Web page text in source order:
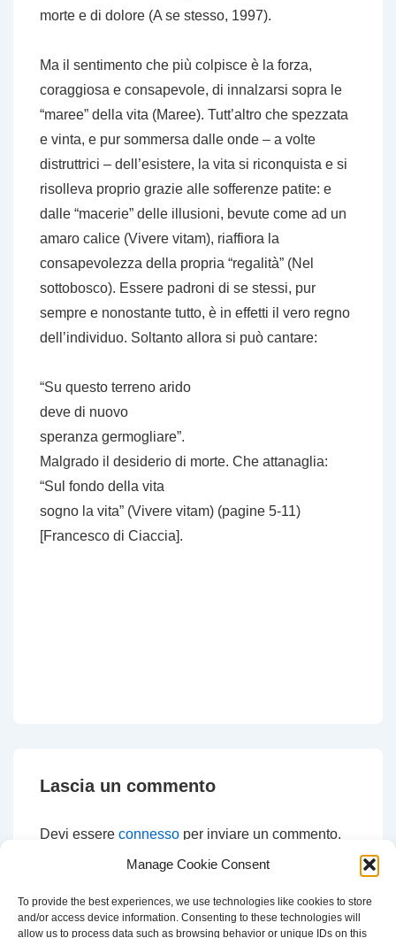
Manage Cookie Consent
To provide the best experiences, we use technologies like cookies to store
and/or access device information. Consenting to these technologies will
allow us to process data such as browsing behavior or unique IDs on this
morte e di dolore (A se stesso, 1997).
Ma il sentimento che più colpisce è la forza,
coraggiosa e consapevole, di innalzarsi sopra le
“maree” della vita (Maree). Tutt’altro che spezzata
e vinta, e pur sommersa dalle onde – a volte
distruttrici – dell’esistere, la vita si riconquista e si
risolleva proprio grazie alle sofferenze patite: e
dalle “macerie” delle illusioni, bevute come ad un
amaro calice (Vivere vitam), riaffiora la
consapevolezza della propria “regalità” (Nel
sottobosco). Essere padroni di se stessi, pur
sempre e nonostante tutto, è in effetti il vero regno
dell’individuo. Soltanto allora si può cantare:
“Su questo terreno arido
deve di nuovo
speranza germogliare”.
Malgrado il desiderio di morte. Che attanaglia:
“Sul fondo della vita
sogno la vita” (Vivere vitam) (pagine 5-11)
[Francesco di Ciaccia].
Lascia un commento
Devi essere connesso per inviare un commento.
CERCA